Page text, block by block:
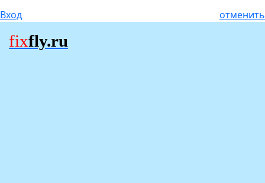
Вход отменить
fixfly.ru